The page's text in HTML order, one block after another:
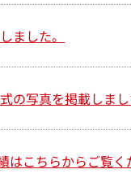
ました。
の写真を掲載しまし
はこちらからご覧く